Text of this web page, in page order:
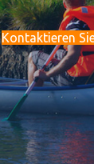
Kontaktieren